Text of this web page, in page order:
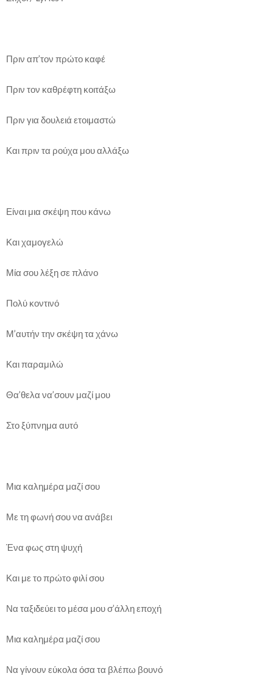
Πριν απ’τον πρώτο καφέ
Πριν τον καθρέφτη κοιτάξω
Πριν για δουλειά ετοιμαστώ
Και πριν τα ρούχα μου αλλάξω
Είναι μια σκέψη που κάνω
Και χαμογελώ
Μία σου λέξη σε πλάνο
Πολύ κοντινό
Μ’αυτήν την σκέψη τα χάνω
Και παραμιλώ
Θα’θελα να’σουν μαζί μου
Στο ξύπνημα αυτό
Μια καλημέρα μαζί σου
Με τη φωνή σου να ανάβει
Ένα φως στη ψυχή
Και με το πρώτο φιλί σου
Να ταξιδεύει το μέσα μου σ’άλλη εποχή
Μια καλημέρα μαζί σου
Να γίνουν εύκολα όσα τα βλέπω βουνό